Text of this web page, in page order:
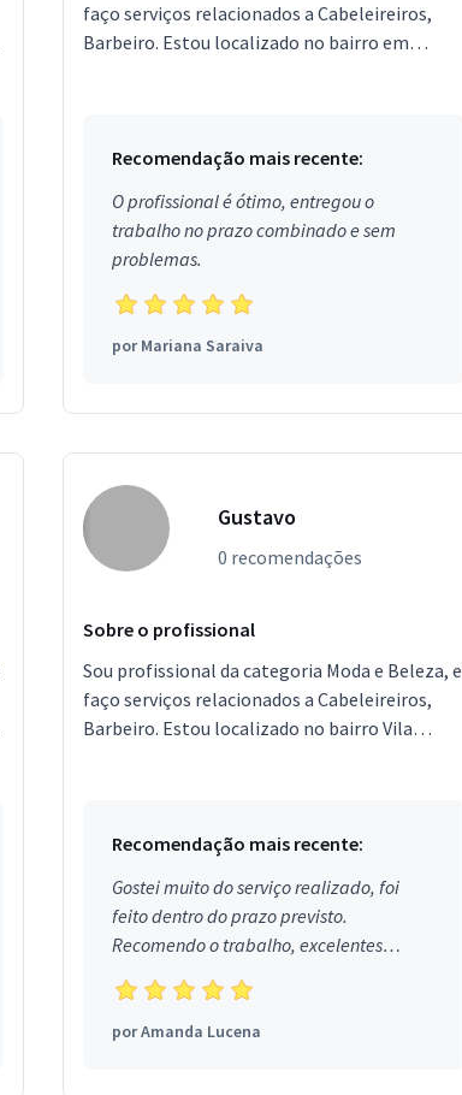
faço serviços relacionados a Cabeleireiros,
Barbeiro. Estou localizado no bairro em
Recomendação mais recente:
O profissional é ótimo, entregou o
trabalho no prazo combinado e sem
problemas.
porMariana Saraiva
Gustavo
0 recomendações
Sobre o profissional
Sou profissional da categoria Moda e Beleza, e
faço serviços relacionados a Cabeleireiros,
Barbeiro. Estou localizado no bairro Vila
Recomendação mais recente:
Gostei muito do serviço realizado, foi
feito dentro do prazo previsto.
Recomendo o trabalho, excelentes
profissionais.
porAmanda Lucena